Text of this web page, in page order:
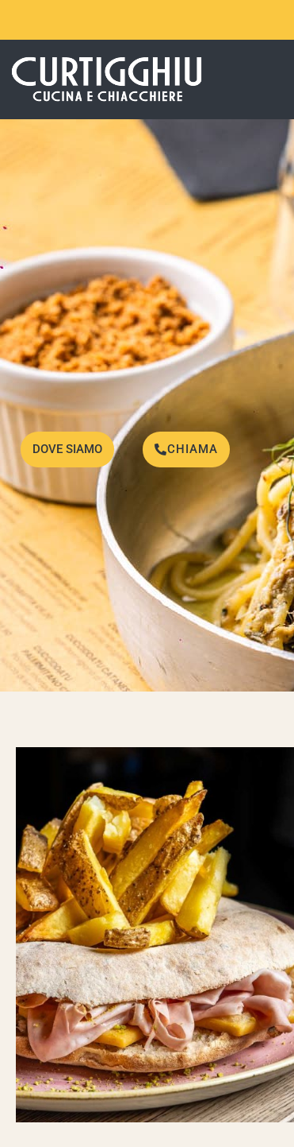
DOVE SIAMO CHIAMA